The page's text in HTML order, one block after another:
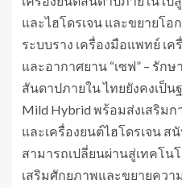
และไฮโดรเจน และขยายโ
ระบบราง เครื่องมือแพทย์ เ
และอากาศยาน “เซฟ” – รัก
สันดาปภายใน ไทยยังคงเป็น
Mild Hybrid พร้อมส่งเสริม
และเครื่องยนต์ไฮโดรเจน
สามารถเปลี่ยนผ่านสู่เทคโน
เสริมศักยภาพและขยายคว